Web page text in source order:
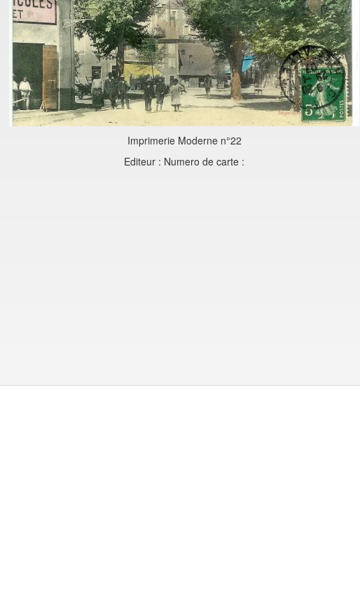
Imprimerie Moderne n°22
Editeur : Numero de carte :